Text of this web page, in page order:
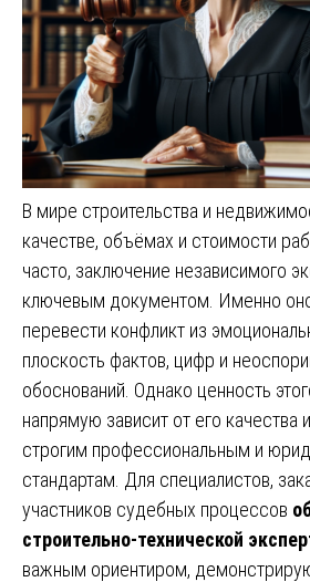
В мире строительства и
качестве, объёмах и стоимости
часто, заключение независимого
ключевым документом. Именно
перевести конфликт из
плоскость фактов, цифр и
обоснований. Однако ценность
напрямую зависит от его качества
строгим профессиональным и
стандартам. Для специалистов,
участников судебных процессов
строительно-технической
важным ориентиром,